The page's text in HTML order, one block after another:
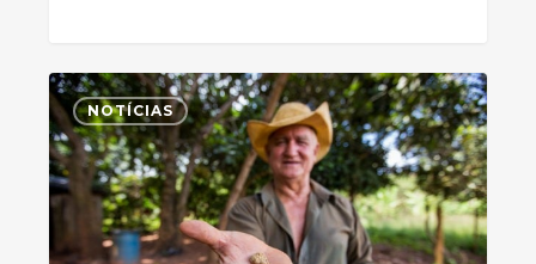
Serra
pelada
de
ouro
NOTÍCIAS
0